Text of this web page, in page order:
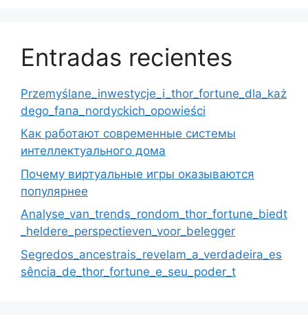
dego_fana_nordyckich_opowieści
интеллектуального дома
Почему виртуальные игры оказываются
популярнее
Analyse_van_trends_rondom_thor_fortune_biedt
_heldere_perspectieven_voor_belegger
Segredos_ancestrais_revelam_a_verdadeira_es
sência_de_thor_fortune_e_seu_poder_t